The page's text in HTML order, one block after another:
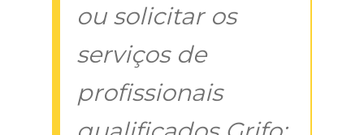
ou solicitar os
serviços de
profissionais